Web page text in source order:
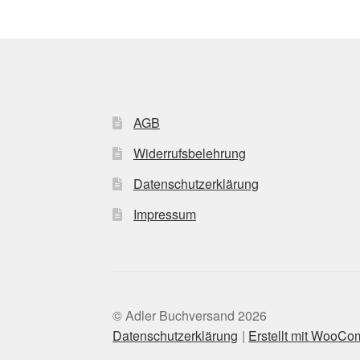
AGB
Widerrufsbelehrung
Datenschutzerklärung
Impressum
© Adler Buchversand 2026
Datenschutzerklärung
Erstellt mit